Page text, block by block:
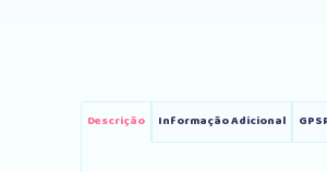
Descrição Informação Adicional